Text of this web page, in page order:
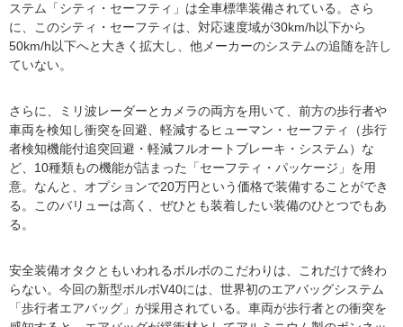
ステム「シティ・セーフティ」は全車標準装備されている。さら
に、このシティ・セーフティは、対応速度域が30km/h以下から
50km/h以下へと大きく拡大し、他メーカーのシステムの追随を許し
ていない。
さらに、ミリ波レーダーとカメラの両方を用いて、前方の歩行者や
車両を検知し衝突を回避、軽減するヒューマン・セーフティ（歩行
者検知機能付追突回避・軽減フルオートブレーキ・システム）な
ど、10種類もの機能が詰まった「セーフティ・パッケージ」を用
意。なんと、オプションで20万円という価格で装備することができ
る。このバリューは高く、ぜひとも装着したい装備のひとつでもあ
る。
安全装備オタクともいわれるボルボのこだわりは、これだけで終わ
らない。今回の新型ボルボV40には、世界初のエアバッグシステム
「歩行者エアバッグ」が採用されている。車両が歩行者との衝突を